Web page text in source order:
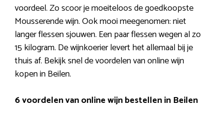
voordeel. Zo scoor je moeiteloos de goedkoopste
Mousserende wijn. Ook mooi meegenomen: niet
langer flessen sjouwen. Een paar flessen wegen al zo
15 kilogram. De wijnkoerier levert het allemaal bij je
thuis af. Bekijk snel de voordelen van online wijn
kopen in Beilen.
6 voordelen van online wijn bestellen in Beilen